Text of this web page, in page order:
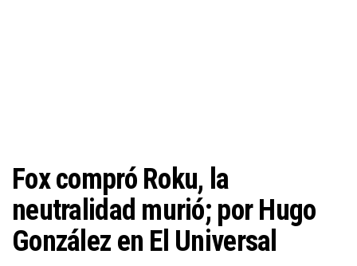
Fox compró Roku, la
neutralidad murió; por Hugo
González en El Universal